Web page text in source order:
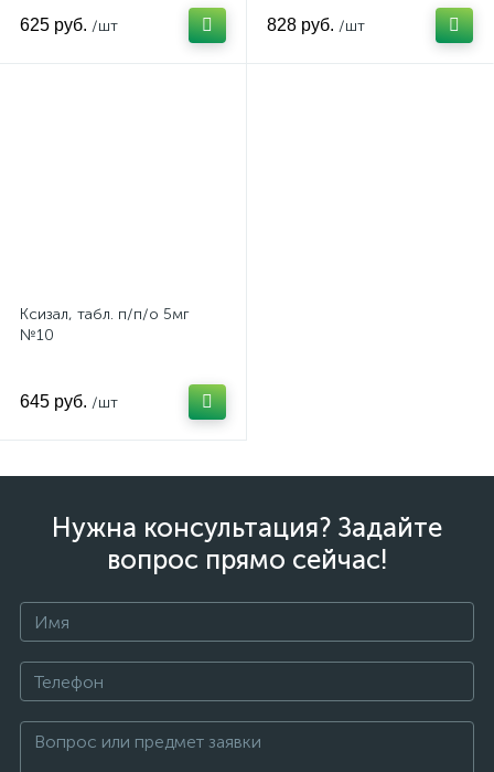
625 руб. /шт 828 руб. /шт
Ксизал, табл. п/п/о 5мг
№10
645 руб. /шт
Нужна консультация? Задайте
вопрос прямо сейчас!